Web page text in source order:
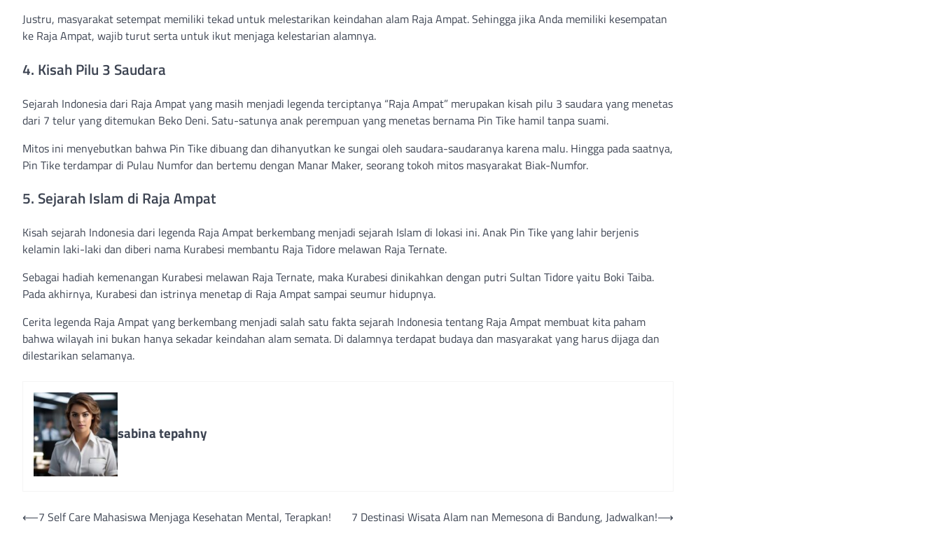
Justru, masyarakat setempat memiliki tekad untuk melestarikan keindahan alam Raja Ampat. Sehingga jika Anda memiliki kesempatan
ke Raja Ampat, wajib turut serta untuk ikut menjaga kelestarian alamnya.
4. Kisah Pilu 3 Saudara
Sejarah Indonesia dari Raja Ampat yang masih menjadi legenda terciptanya “Raja Ampat” merupakan kisah pilu 3 saudara yang menetas
dari 7 telur yang ditemukan Beko Deni. Satu-satunya anak perempuan yang menetas bernama Pin Tike hamil tanpa suami.
Mitos ini menyebutkan bahwa Pin Tike dibuang dan dihanyutkan ke sungai oleh saudara-saudaranya karena malu. Hingga pada saatnya,
Pin Tike terdampar di Pulau Numfor dan bertemu dengan Manar Maker, seorang tokoh mitos masyarakat Biak-Numfor.
5. Sejarah Islam di Raja Ampat
Kisah sejarah Indonesia dari legenda Raja Ampat berkembang menjadi sejarah Islam di lokasi ini. Anak Pin Tike yang lahir berjenis
kelamin laki-laki dan diberi nama Kurabesi membantu Raja Tidore melawan Raja Ternate.
Sebagai hadiah kemenangan Kurabesi melawan Raja Ternate, maka Kurabesi dinikahkan dengan putri Sultan Tidore yaitu Boki Taiba.
Pada akhirnya, Kurabesi dan istrinya menetap di Raja Ampat sampai seumur hidupnya.
Cerita legenda Raja Ampat yang berkembang menjadi salah satu fakta sejarah Indonesia tentang Raja Ampat membuat kita paham
bahwa wilayah ini bukan hanya sekadar keindahan alam semata. Di dalamnya terdapat budaya dan masyarakat yang harus dijaga dan
dilestarikan selamanya.
sabina tepahny
Navigasi
⟵7 Self Care Mahasiswa Menjaga Kesehatan Mental, Terapkan! 7 Destinasi Wisata Alam nan Memesona di Bandung, Jadwalkan!⟶